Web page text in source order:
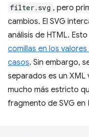
filter.svg , pero
cambios. El SVG
análisis de HTML.
comillas en los
casos. Sin embargo,
separados es un XML
mucho más estricto
fragmento de SVG en